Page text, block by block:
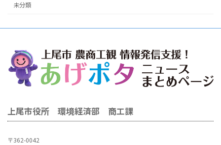
未分類
上尾市役所 環境経済部 商工課
〒362-0042